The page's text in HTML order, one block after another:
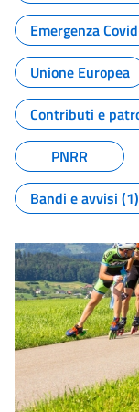
Emergenza
Unione Europea
Contributi e
PNRR
Bandi e avvisi (1)